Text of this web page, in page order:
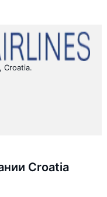
Croatia.
Croatia